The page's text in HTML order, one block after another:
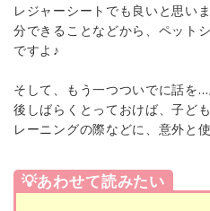
レジャーシートでも良いと思い
分できることなどから、ペット
ですよ♪
そして、もう一つついでに話を
後しばらくとっておけば、子ど
レーニングの際などに、意外と
💡あわせて読みたい